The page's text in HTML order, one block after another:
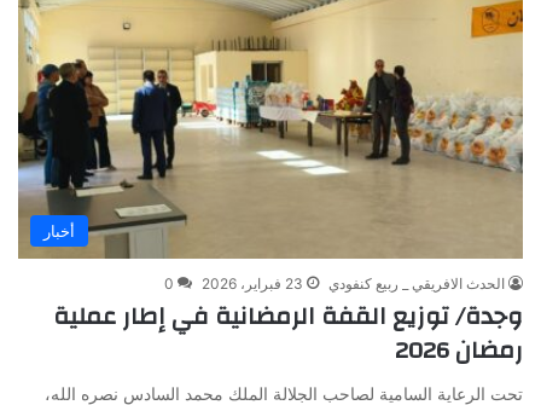
أخبار
الحدث الافريقي _ ربيع كنفودي 23 فبراير، 2026 0
وجدة/ توزيع القفة الرمضانية في إطار عملية
رمضان 2026
تحت الرعاية السامية لصاحب الجلالة الملك محمد السادس نصره الله،